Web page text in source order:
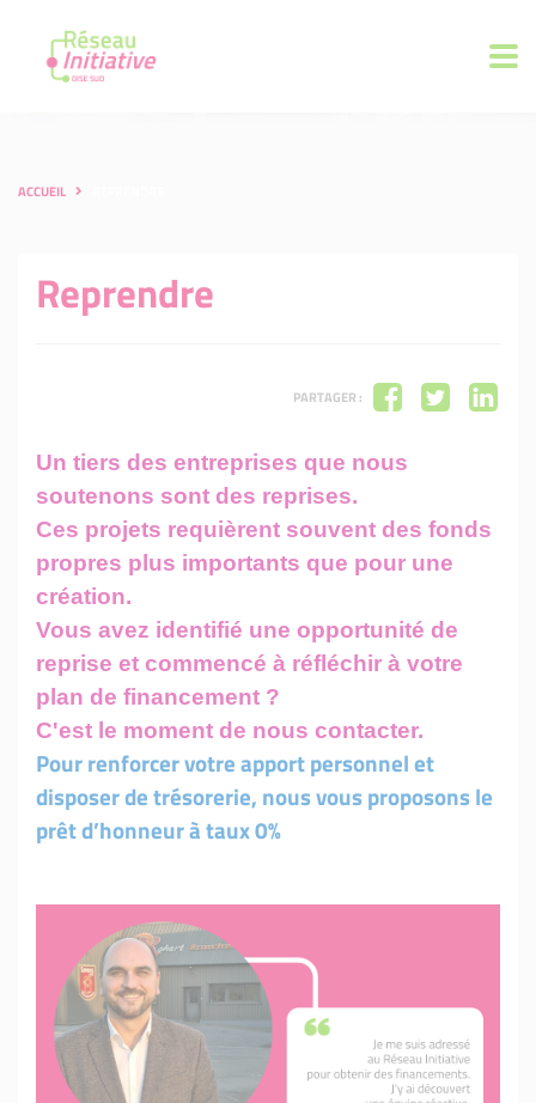
ACCUEIL
Reprendre
PARTAGER :
Un tiers des entreprises que nous
soutenons sont des reprises.
Ces projets requièrent souvent des fonds
propres plus importants que pour une
création.
Vous avez identifié une opportunité de
reprise et commencé à réfléchir à votre
plan de financement ?
C'est le moment de nous contacter.
Pour renforcer votre apport personnel et
disposer de trésorerie, nous vous proposons le
prêt d’honneur à taux 0%